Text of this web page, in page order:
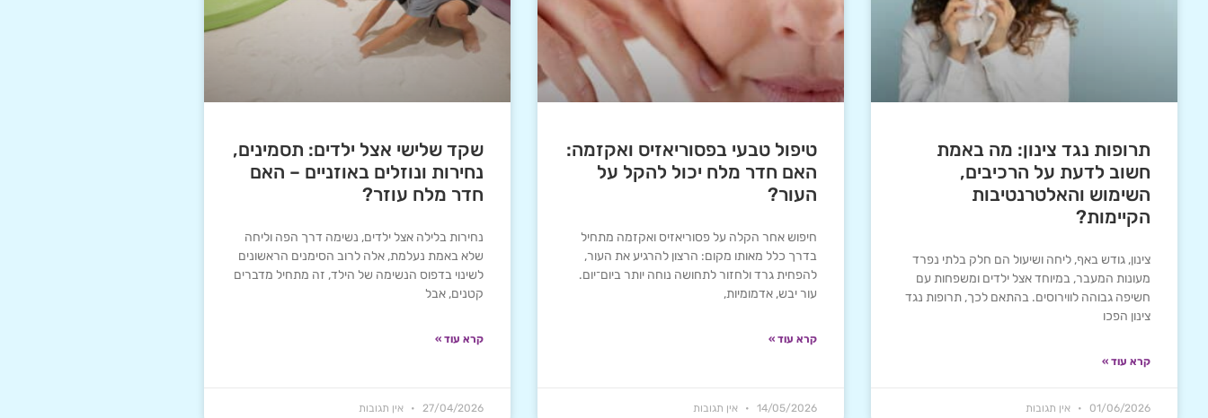
תרופות נגד צינון: מה באמת
חשוב לדעת על הרכיבים,
השימוש והאלטרנטיבות
הקיימות?
צינון, גודש באף, ליחה ושיעול הם חלק בלתי נפרד
מעונות המעבר, במיוחד אצל ילדים ומשפחות עם
חשיפה גבוהה לווירוסים. בהתאם לכך, תרופות נגד
צינון הפכו
קרא עוד »
01/06/2026 אין תגובות
טיפול טבעי בפסוריאזיס ואקזמה:
האם חדר מלח יכול להקל על
העור?
חיפוש אחר הקלה על פסוריאזיס ואקזמה מתחיל
בדרך כלל מאותו מקום: הרצון להרגיע את העור,
להפחית גרד ולחזור לתחושה נוחה יותר ביום־יום.
עור יבש, אדמומיות,
קרא עוד »
14/05/2026 אין תגובות
שקד שלישי אצל ילדים: תסמינים,
נחירות ונוזלים באוזניים – האם
חדר מלח עוזר?
נחירות בלילה אצל ילדים, נשימה דרך הפה וליחה
שלא באמת נעלמת, אלה לרוב הסימנים הראשונים
לשינוי בדפוס הנשימה של הילד, זה מתחיל מדברים
קטנים, אבל
קרא עוד »
27/04/2026 אין תגובות